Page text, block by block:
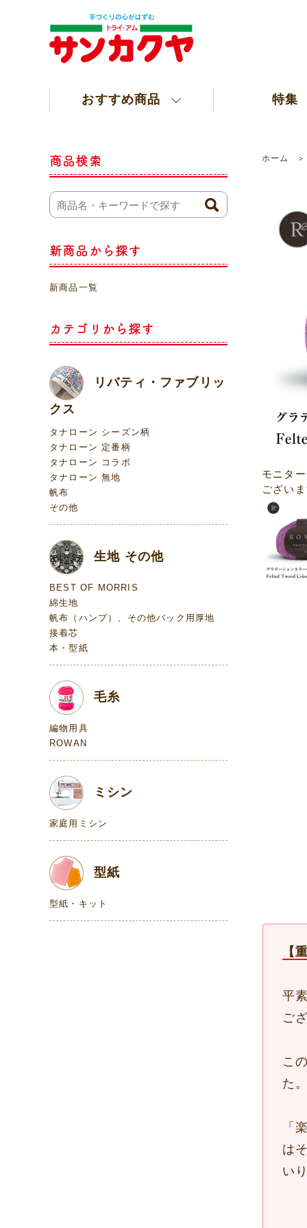
おすすめ商品 特集
ホーム
モニタ
ござい
【
平
ご
こ
た
「
は
い
商品検索
新商品から探す
新商品一覧
カテゴリから探す
リバティ・ファブリッ
クス
タナローン シーズン柄
タナローン 定番柄
タナローン コラボ
タナローン 無地
帆布
その他
生地 その他
BEST OF MORRIS
綿生地
帆布（ハンプ）、その他バック用厚地
接着芯
本・型紙
毛糸
編物用具
ROWAN
ミシン
家庭用ミシン
型紙
型紙・キット